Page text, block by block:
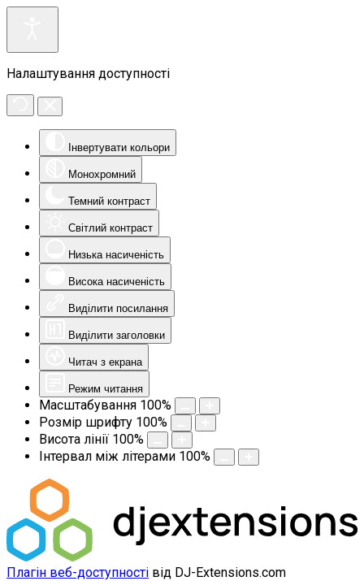
Налаштування доступності
Інвертувати кольори
Монохромний
Темний контраст
Світлий контраст
Низька насиченість
Висока насиченість
Виділити посилання
Виділити заголовки
Читач з екрана
Режим читання
Масштабування 100%
Розмір шрифту 100%
Висота лінії 100%
Інтервал між літерами 100%
Плагін веб-доступності від DJ-Extensions.com